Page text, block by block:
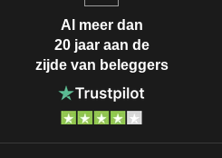
Al meer dan
20 jaar aan de
zijde van beleggers